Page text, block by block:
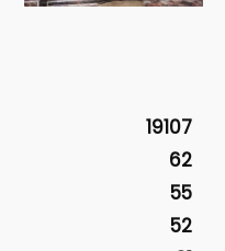
19107
62
55
52